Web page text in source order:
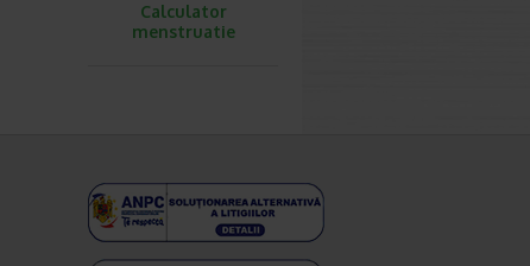
Calculator
menstruatie